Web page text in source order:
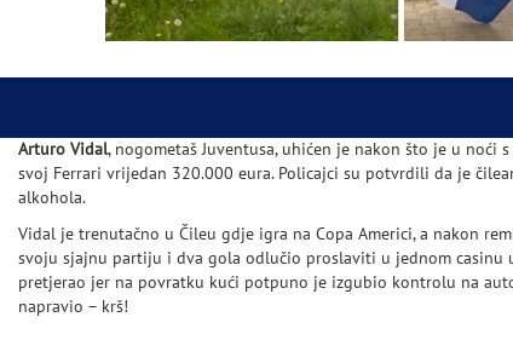
Arturo Vidal, nogometaš Juventusa, uhićen je nakon što je u noći
svoj Ferrari vrijedan 320.000 eura. Policajci su potvrdili da je
alkohola.
Vidal je trenutačno u Čileu gdje igra na Copa Americi, a nakon
svoju sjajnu partiju i dva gola odlučio proslaviti u jednom casinu
pretjerao jer na povratku kući potpuno je izgubio kontrolu na
napravio – krš!